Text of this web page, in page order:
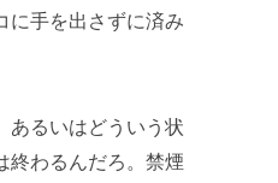
に手を出さずに済み
あるいはどういう状
終わるんだろ。禁煙